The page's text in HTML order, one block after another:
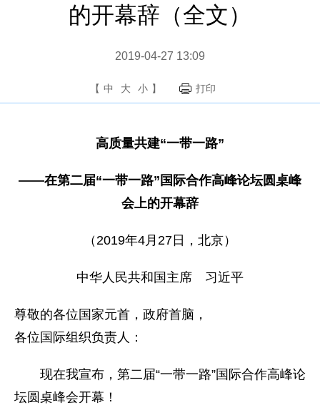
的开幕辞（全文）
2019-04-27 13:09
【 中 大 小 】 打印
高质量共建“一带一路”
——在第二届“一带一路”国际合作高峰论坛圆桌峰
会上的开幕辞
（2019年4月27日，北京）
中华人民共和国主席 习近平
尊敬的各位国家元首，政府首脑，
各位国际组织负责人：
现在我宣布，第二届“一带一路”国际合作高峰论
坛圆桌峰会开幕！